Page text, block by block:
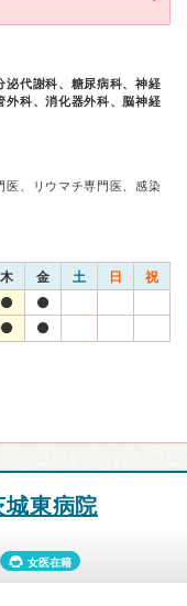
泌代謝科、糖尿病科、神経
外科、消化器外科、脳神経
医、リウマチ専門医、感染
木 金 土 日 祝
城東病院
女医在籍